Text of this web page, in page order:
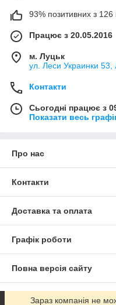
93% позитивних з 126
Працює з 20.05.2016
м. Луцьк
ул. Леси Украинки 53,
Контакти
Сьогодні працює з
Показати весь
Про нас
Контакти
Доставка та оплата
Графік роботи
Повна версія сайту
Сайт створено на
Зараз компанія не